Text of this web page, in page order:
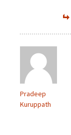
Pradeep
Kuruppath